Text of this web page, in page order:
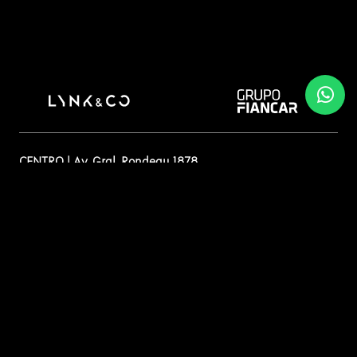
CENTRO | Av. Gral. Rondeau 1878